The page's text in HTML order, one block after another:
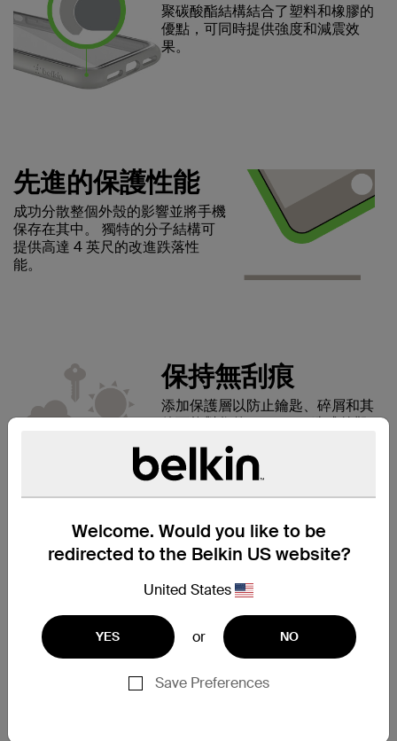
Welcome. Would you like to be
redirected to the Belkin US website?
United States
YES or NO
Save Preferences
聚碳酸酯結構結合了塑料和橡膠的
優點，可同時提供強度和減震效
果。
先進的保護性能
成功分散整個外殼的影響並將手機
保存在其中。 獨特的分子結構可
提供高達 4 英尺的改進跌落性
能。
保持無刮痕
添加保護層以防止鑰匙、碎屑和其
他可能對您的 iPhone X 造成外觀
損壞的物品。
完美無瑕的設計
可防止損壞屏幕。 將手機屏幕放
下時，略微凸起的邊緣可在屏幕和
表面之間留出空間。
乾淨、現代的風格
錶殼的材質經過精心設計，清晰度